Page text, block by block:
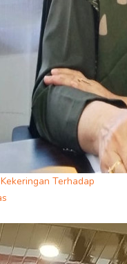
Terhadap